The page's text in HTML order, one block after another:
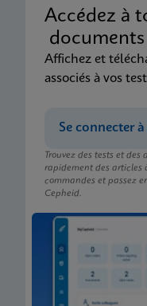
Accédez à
Affichez et
associés à vos
Se connecter
Trouvez des tests et
rapidement des articles
commandes et passez
Cepheid.